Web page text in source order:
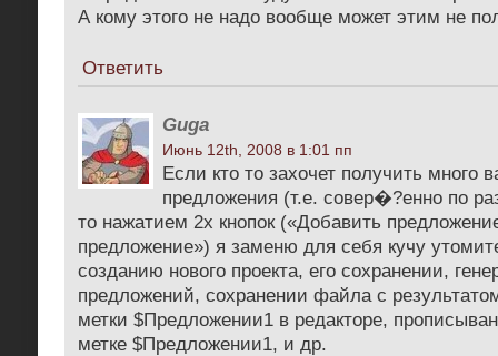
А кому этого не надо вообще может этим не
Ответить
Guga
Июнь 12th, 2008 в 1:01 пп
Если кто то захочет получить много
предложения (т.е. совер�?енно по
то нажатием 2х кнопок («Добавить
предложение») я заменю для себя кучу
созданию нового проекта, его сохранении,
предложений, сохранении файла с
метки $Предложении1 в редакторе,
метке $Предложении1, и др.